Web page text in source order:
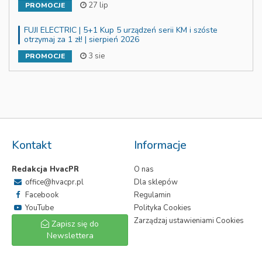
PROMOCJE 27 lip
FUJI ELECTRIC | 5+1 Kup 5 urządzeń serii KM i szóste
otrzymaj za 1 zł! | sierpień 2026
PROMOCJE 3 sie
Kontakt
Redakcja HvacPR
office@hvacpr.pl
Facebook
YouTube
Zapisz się do
Newslettera
Informacje
O nas
Dla sklepów
Regulamin
Polityka Cookies
Zarządzaj ustawieniami Cookies